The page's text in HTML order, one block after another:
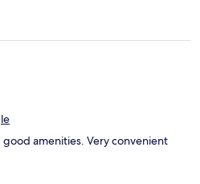
amenities. Very convenient